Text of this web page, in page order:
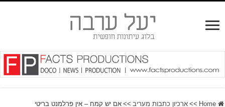
Home
>> ארכיון כתבות מעריב >> אם יש קמח – אין פרלמנט בריטי